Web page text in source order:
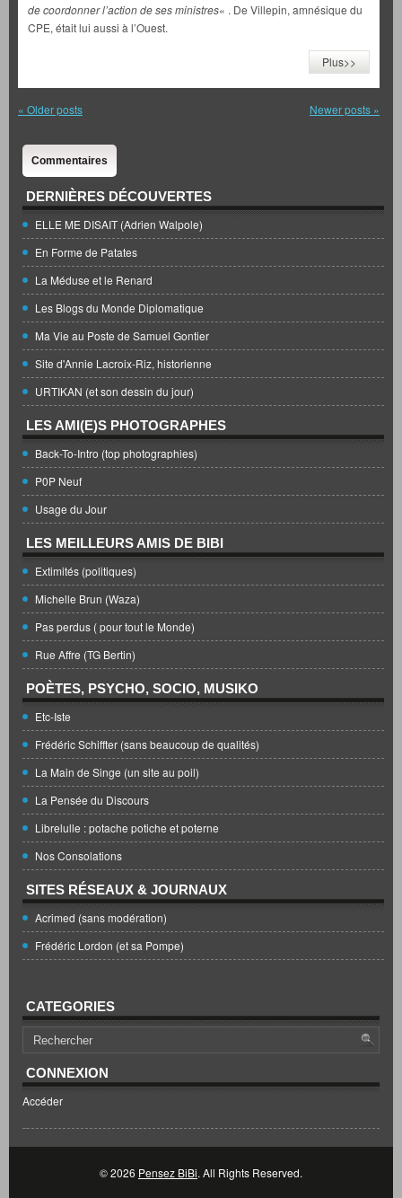
de coordonner l’action de ses ministres« . De Villepin, amnésique du
CPE, était lui aussi à l’Ouest.
Plus>>
« Older posts Newer posts »
Commentaires
DERNIÈRES DÉCOUVERTES
ELLE ME DISAIT (Adrien Walpole)
En Forme de Patates
La Méduse et le Renard
Les Blogs du Monde Diplomatique
Ma Vie au Poste de Samuel Gontier
Site d'Annie Lacroix-Riz, historienne
URTIKAN (et son dessin du jour)
LES AMI(E)S PHOTOGRAPHES
Back-To-Intro (top photographies)
P0P Neuf
Usage du Jour
LES MEILLEURS AMIS DE BIBI
Extimités (politiques)
Michelle Brun (Waza)
Pas perdus ( pour tout le Monde)
Rue Affre (TG Bertin)
POÈTES, PSYCHO, SOCIO, MUSIKO
Etc-Iste
Frédéric Schiffter (sans beaucoup de qualités)
La Main de Singe (un site au poil)
La Pensée du Discours
Librelulle : potache potiche et poterne
Nos Consolations
SITES RÉSEAUX & JOURNAUX
Acrimed (sans modération)
Frédéric Lordon (et sa Pompe)
CATEGORIES
CONNEXION
Accéder
© 2026 Pensez BiBi. All Rights Reserved.